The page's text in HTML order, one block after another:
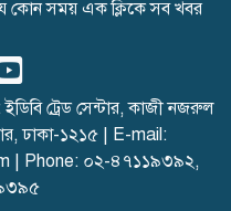
পাতিল, গ্যাসের চুলা নিয়ে ১১
যেন জুলাইকে হারিয়ে না
: রাষ্ট্রপতি
কোন সময় এক ক্লিকে সব খবর
ইডিবি ট্রেড সেন্টার, কাজী নজরুল
ঢাকা-১২১৫ | E-mail:
| Phone: ০২-৪৭১১৯৩৯২,